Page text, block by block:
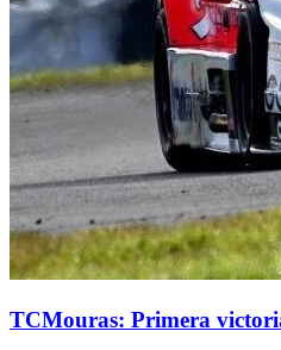
TCMouras: Primera